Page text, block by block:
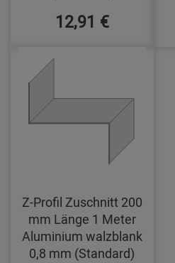
12,91 €
Z-Profil Zuschnitt 200
mm Länge 1 Meter
Aluminium walzblank
0,8 mm (Standard)